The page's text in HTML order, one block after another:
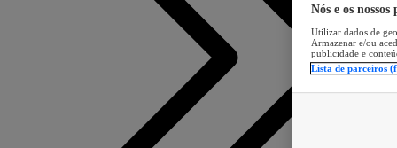
Nós e os
Utilizar dados de
Armazenar e/ou
publicidade e
Lista de parceiros